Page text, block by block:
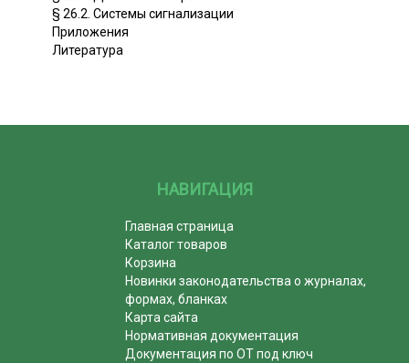
§ 26.2. Системы сигнализации
Приложения
Литература
НАВИГАЦИЯ
Главная страница
Каталог товаров
Корзина
Новинки законодательства о журналах,
формах, бланках
Карта сайта
Нормативная документация
Документация по ОТ под ключ